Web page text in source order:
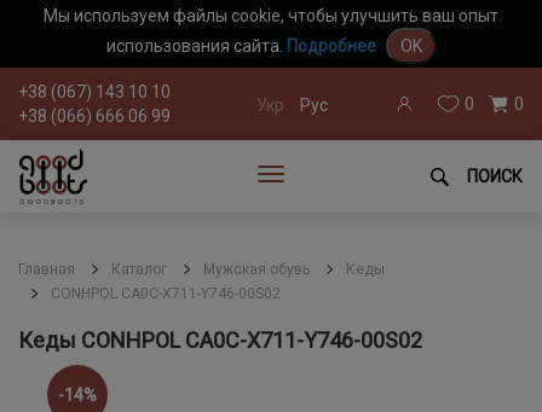
Мы используем файлы cookie, чтобы улучшить ваш опыт
использования сайта. Подробнее OK
+38 (067) 143 10 10
+38 (066) 666 06 99
Укр Рус 0 0
ПОИСК
Главная Каталог Мужская обувь
Кеды
CONHPOL CA0C-X711-Y746-00S02
Кеды CONHPOL CA0C-X711-Y746-00S02
-14%